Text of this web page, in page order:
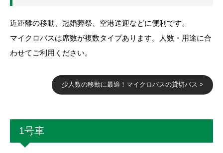
近距離の移動、冠婚葬祭、空港送迎などに便利です。
マイクロバスは席数が複数タイプあります。人数・用途に合
わせてご利用ください。
少人数の移動に最適！マイクロバスの貸切バス >
1号車